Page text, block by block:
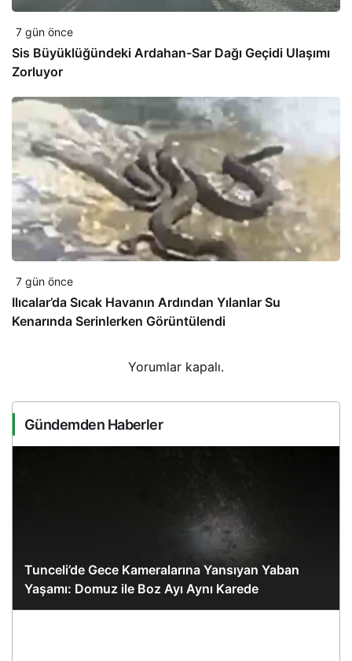
7 gün önce
Sis Büyüklüğündeki Ardahan-Sar Dağı Geçidi Ulaşımı
Zorluyor
7 gün önce
Ilıcalar’da Sıcak Havanın Ardından Yılanlar Su
Kenarında Serinlerken Görüntülendi
Yorumlar kapalı.
Gündemden Haberler
Tunceli’de Gece Kameralarına Yansıyan Yaban
Yaşamı: Domuz ile Boz Ayı Aynı Karede